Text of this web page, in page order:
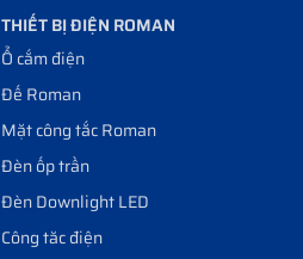
THIẾT BỊ ĐIỆN ROMAN
Ổ cắm điện
Đế Roman
Mặt công tắc Roman
Đèn ốp trần
Đèn Downlight LED
Công tăc điện